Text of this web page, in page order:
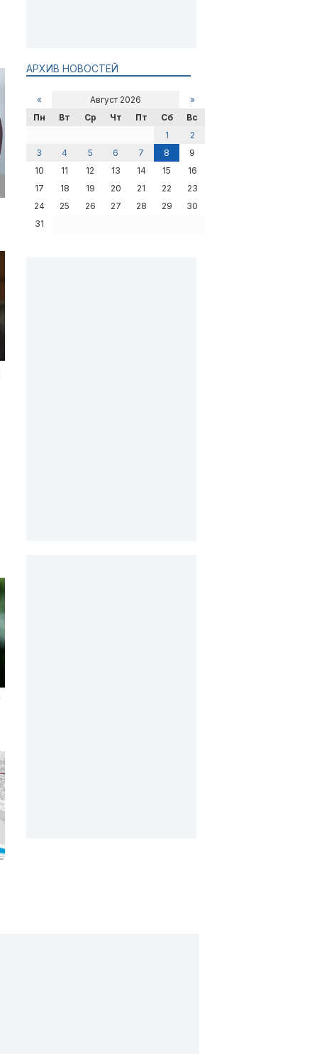
АРХИВ НОВОСТЕЙ
« Август 2026
»
Пн
Вт Ср Чт Пт Сб
Вс
1
2
3
4 5 6 7 8
9
10
11 12 13 14 15
16
17
18 19 20 21 22
23
24
25 26 27 28 29
30
31